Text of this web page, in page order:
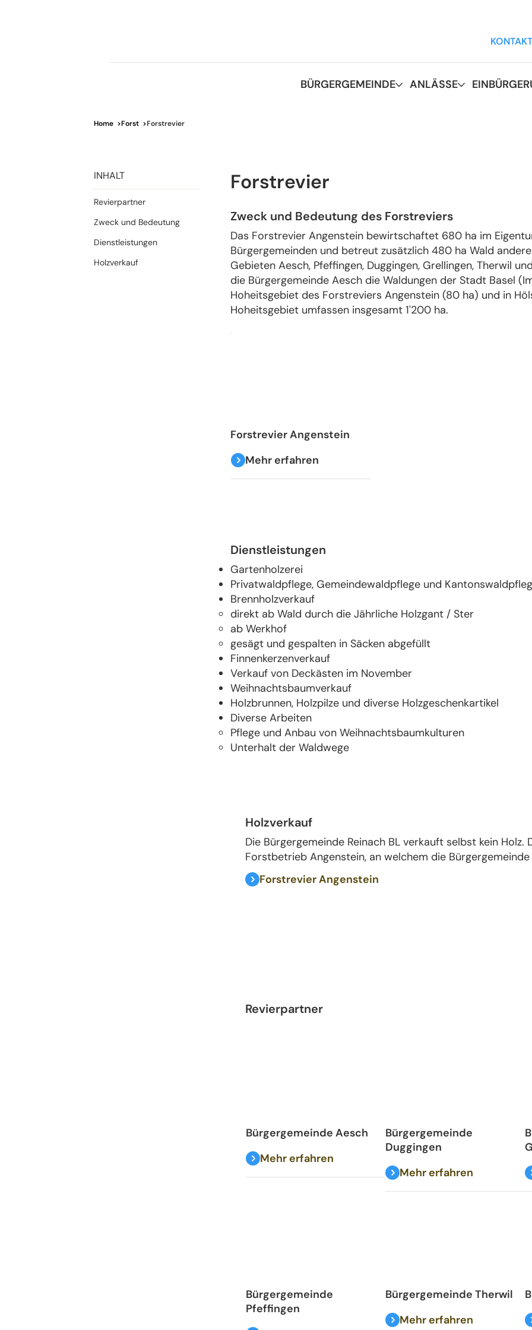
BÜRGERGEMEINDE ANLÄSSE
KONTAKT
Home >Forst >Forstrevier
Mehr erfahren
Bürgergemeinde Aesch
Mehr erfahren
Bürgergemeinde
Duggingen
Bürgergemeinde
Pfeffingen
Mehr erfahren
Bürgergemeinde Therwil
Revierpartner
Forstrevier
Zweck und Bedeutung des Forstreviers
Das Forstrevier Angenstein bewirtschaftet 680 ha im
Bürgergemeinden und betreut zusätzlich 480 ha Wald
Gebieten Aesch, Pfeffingen, Duggingen, Grellingen, Therwil
die Bürgergemeinde Aesch die Waldungen der Stadt Basel
Hoheitsgebiet des Forstreviers Angenstein (80 ha) und in
Hoheitsgebiet umfassen insgesamt 1'200 ha.
INHALT
Revierpartner
Zweck und Bedeutung
Dienstleistungen
Holzverkauf
Mehr erfahren
Forstrevier Angenstein
Dienstleistungen
Gartenholzerei
Privatwaldpflege, Gemeindewaldpflege und
Brennholzverkauf
direkt ab Wald durch die Jährliche Holzgant / Ster
ab Werkhof
gesägt und gespalten in Säcken abgefüllt
Finnenkerzenverkauf
Verkauf von Deckästen im November
Weihnachtsbaumverkauf
Holzbrunnen, Holzpilze und diverse Holzgeschenkartikel
Diverse Arbeiten
Pflege und Anbau von Weihnachtsbaumkulturen
Unterhalt der Waldwege
Holzverkauf
Die Bürgergemeinde Reinach BL verkauft selbst kein Holz.
Forstbetrieb Angenstein, an welchem die
Forstrevier Angenstein